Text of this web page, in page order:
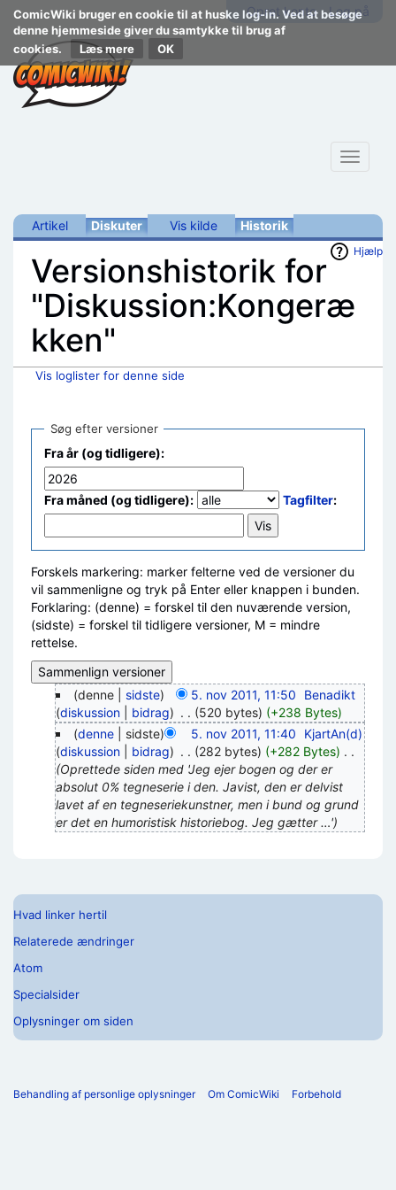
ComicWiki bruger en cookie til at huske log-in. Ved at besøge
denne hjemmeside giver du samtykke til brug af
cookies.
Læs mere
Opret konto Log på
Toggle
Artikel Diskuter Vis kilde Historik
Hjælp
Versionshistorik for
"Diskussion:Kongeræ
kken"
Vis loglister for denne side
Søg efter versioner
Fra år (og tidligere):
Fra måned (og tidligere): Tagfilter:
Forskels markering: marker felterne ved de versioner du
vil sammenligne og tryk på Enter eller knappen i bunden.
Forklaring: (denne) = forskel til den nuværende version,
(sidste) = forskel til tidligere versioner, M = mindre
rettelse.
(denne | sidste) 5. nov 2011, 11:50
Benadikt
(diskussion| bidrag) . . (520 bytes) (+238 Bytes)
(denne| sidste) 5. nov 2011, 11:40
KjartAn(d)
(diskussion| bidrag) . . (282 bytes) (+282 Bytes) . .
(Oprettede siden med 'Jeg ejer bogen og der er
absolut 0% tegneserie i den. Javist, den er delvist
lavet af en tegneseriekunstner, men i bund og grund
er det en humoristisk historiebog. Jeg gætter …')
Hvad linker hertil
Relaterede ændringer
Atom
Specialsider
Oplysninger om siden
Behandling af personlige oplysninger Om ComicWiki Forbehold